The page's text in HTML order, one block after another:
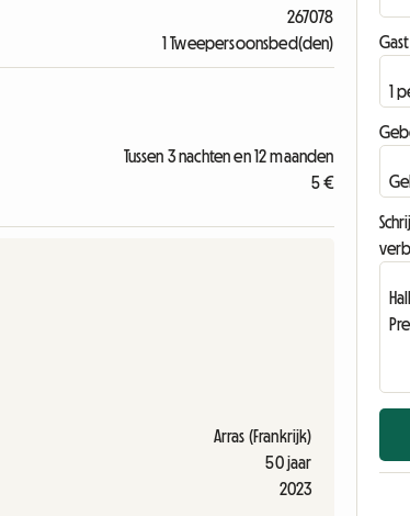
267078
1 Tweepersoonsbed(den)
Tussen 3 nachten en 12 maanden
5 €
Arras (Frankrijk)
50 jaar
2023
Gast